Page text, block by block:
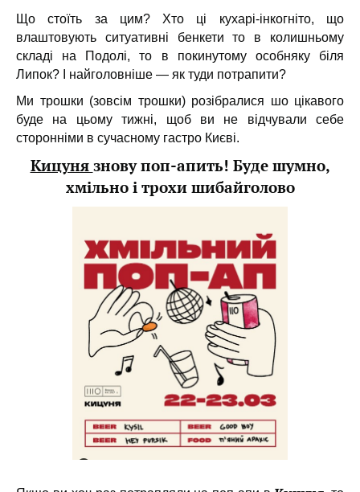
Що стоїть за цим? Хто ці кухарі-інкогніто, що
влаштовують ситуативні бенкети то в колишньому
складі на Подолі, то в покинутому особняку біля
Липок? І найголовніше — як туди потрапити?
Ми трошки (зовсім трошки) розібралися шо цікавого
буде на цьому тижні, щоб ви не відчували себе
сторонніми в сучасному гастро Києві.
Кицуня знову поп-апить! Буде шумно,
хмільно і трохи шибайголово